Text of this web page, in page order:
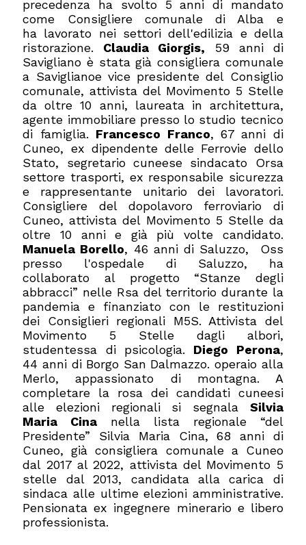
precedenza ha svolto 5 anni di mandato
come Consigliere comunale di Alba e
ha lavorato nei settori dell'edilizia e della
ristorazione.
Claudia Giorgis, 59 anni di
Savigliano è stata già consigliera comunale
a Saviglianoe vice presidente del Consiglio
comunale, attivista del Movimento 5 Stelle
da oltre 10 anni, laureata in architettura,
agente immobiliare presso lo studio tecnico
di famiglia. Francesco Franco, 67 anni di
Cuneo, ex dipendente delle Ferrovie dello
Stato, segretario cuneese sindacato Orsa
settore trasporti, ex responsabile sicurezza
e rappresentante unitario dei lavoratori.
Consigliere del dopolavoro ferroviario di
Cuneo, attivista del Movimento 5 Stelle da
oltre 10 anni e già più volte candidato.
Manuela Borello, 46 anni di Saluzzo, Oss
presso l'ospedale di Saluzzo, ha
collaborato al progetto “Stanze degli
abbracci” nelle Rsa del territorio durante la
pandemia e finanziato con le restituzioni
dei Consiglieri regionali M5S. Attivista del
Movimento 5 Stelle dagli albori,
studentessa di psicologia. Diego Perona,
44 anni di Borgo San Dalmazzo. operaio alla
Merlo, appassionato di montagna. A
completare la rosa dei candidati cuneesi
alle elezioni regionali si segnala Silvia
Maria Cina nella lista regionale “del
Presidente” Silvia Maria Cina, 68 anni di
Cuneo, già consigliera comunale a Cuneo
dal 2017 al 2022, attivista del Movimento 5
stelle dal 2013, candidata alla carica di
sindaca alle ultime elezioni amministrative.
Pensionata ex ingegnere minerario e libero
professionista.